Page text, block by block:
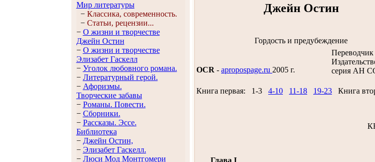
Мир литературы
− Классика, современность.
− Статьи, рецензии...
− О жизни и творчестве
Джейн Остин
− О жизни и творчестве
Элизабет Гaскелл
− Уголок любовного романа.
− Литературный герой.
− Афоризмы.
Творческие забавы
− Романы. Повести.
− Сборники.
− Рассказы. Эссe.
Библиотека
− Джейн Остин,
− Элизабет Гaскелл.
− Люси Мод Монтгомери
Джейн Остин
Гордость и предубеждение
OCR - apropospage.ru 2005 г.
Переводчик
серия АН
Книга первая: 1-3 4-10 11-18 19-23 Книга
Глава I